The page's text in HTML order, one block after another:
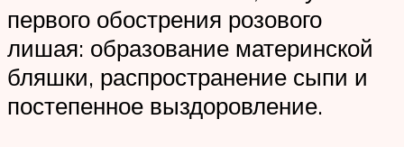
первого обострения розового
лишая: образование материнской
бляшки, распространение сыпи и
постепенное выздоровление.